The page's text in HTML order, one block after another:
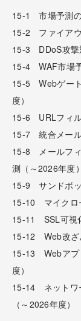
15-1 市場予測
15-2 ファイアウ
15-3 DDoS攻撃
15-4 WAF市場
15-5 Webゲー
度）
15-6 URLフィル
15-7 統合メール
15-8 メールフィ
測（～2026年度）
15-9 サンドボッ
15-10 マイクロ
15-11 SSL可視
15-12 Web改ざ
15-13 Webアプ
度）
15-14 ネットワ
（～2026年度）